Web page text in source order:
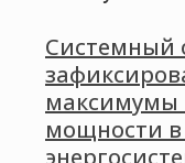
Системный
максимумы
мощности в